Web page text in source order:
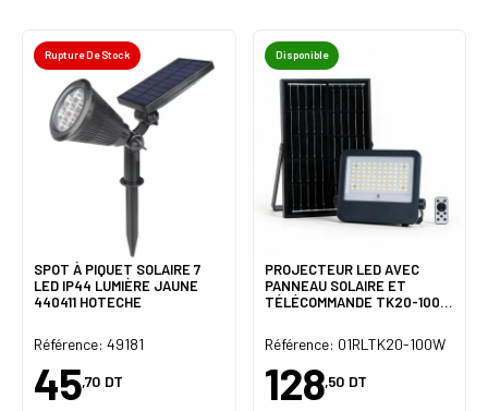
Rupture De Stock
SPOT À PIQUET SOLAIRE 7
LED IP44 LUMIÈRE JAUNE
440411 HOTECHE
Référence: 49181
45,70 DT
Disponible
PROJECTEUR LED AVEC
PANNEAU SOLAIRE ET
TÉLÉCOMMANDE TK20-100W
Référence: 01RLTK20-100W
128,50 DT